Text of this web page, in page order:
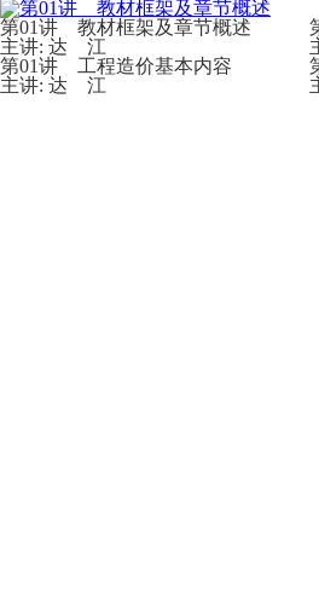
第01讲 教材框架及章节概述
主讲: 达 江
第01讲 工程造价基本内容
主讲: 达 江